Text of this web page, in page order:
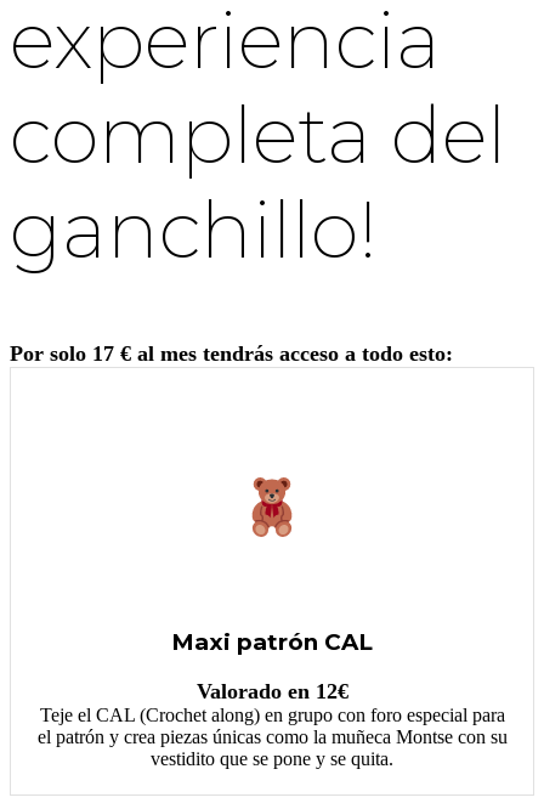
experiencia
completa del
ganchillo!
Por solo 17 € al mes tendrás acceso a todo esto:
Maxi patrón CAL
Valorado en 12€
Teje el CAL (Crochet along) en grupo con foro especial para
el patrón y crea piezas únicas como la muñeca Montse con su
vestidito que se pone y se quita.